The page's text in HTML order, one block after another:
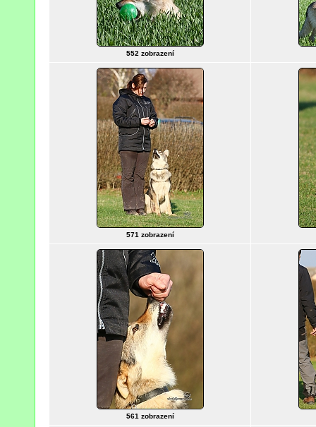
552 zobrazení
571 zobrazení
561 zobrazení